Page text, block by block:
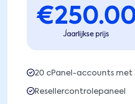
€
Jaarlijkse prijs
20 cPanel-accounts
Resellercontrolepaneel